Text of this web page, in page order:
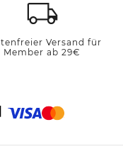
Versand für
Member ab 29€